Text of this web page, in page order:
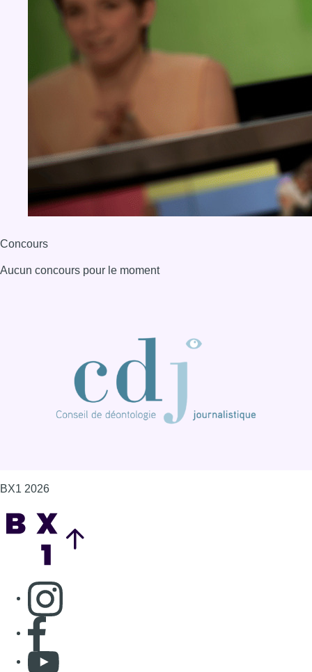
Concours
Aucun concours pour le moment
BX1 2026
Consulter page Instagram
Consulter page Facebook
Consulter Youtube